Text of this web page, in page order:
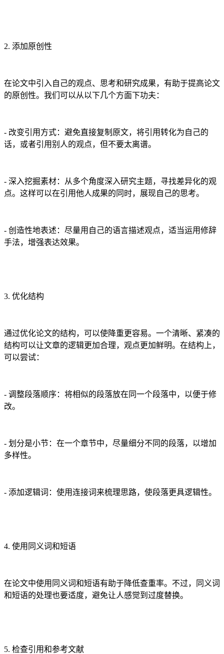
2. 添加原创性
在论文中引入自己的观点、思考和研究成果，有助于提高论文
的原创性。我们可以从以下几个方面下功夫：
- 改变引用方式：避免直接复制原文，将引用转化为自己的
话，或者引用别人的观点，但不要太离谱。
- 深入挖掘素材：从多个角度深入研究主题，寻找差异化的观
点。这样可以在引用他人成果的同时，展现自己的思考。
- 创造性地表述：尽量用自己的语言描述观点，适当运用修辞
手法，增强表达效果。
3. 优化结构
通过优化论文的结构，可以使降重更容易。一个清晰、紧凑的
结构可以让文章的逻辑更加合理，观点更加鲜明。在结构上，
可以尝试：
- 调整段落顺序：将相似的段落放在同一个段落中，以便于修
改。
- 划分是小节：在一个章节中，尽量细分不同的段落，以增加
多样性。
- 添加逻辑词：使用连接词来梳理思路，使段落更具逻辑性。
4. 使用同义词和短语
在论文中使用同义词和短语有助于降低查重率。不过，同义词
和短语的处理也要适度，避免让人感觉到过度替换。
5. 检查引用和参考文献